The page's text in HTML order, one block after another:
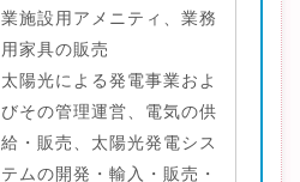
業施設用アメニティ、業務
用家具の販売
太陽光による発電事業およ
びその管理運営、電気の供
給・販売、太陽光発電シス
テムの開発・輸入・販売・